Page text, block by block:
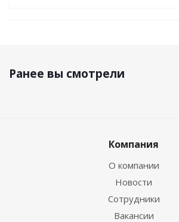
Ранее вы смотрели
Компания
О компании
Новости
Сотрудники
Вакансии